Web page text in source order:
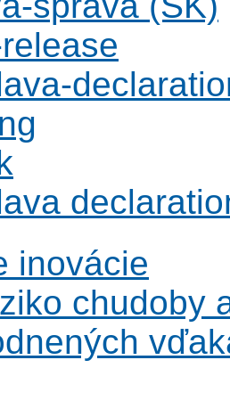
inovácie
chudoby